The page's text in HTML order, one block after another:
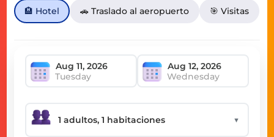
🏨 Hotel 🚗 Traslado al aeropuerto 🎯 Visitas
Tuesday Wednesday
▼